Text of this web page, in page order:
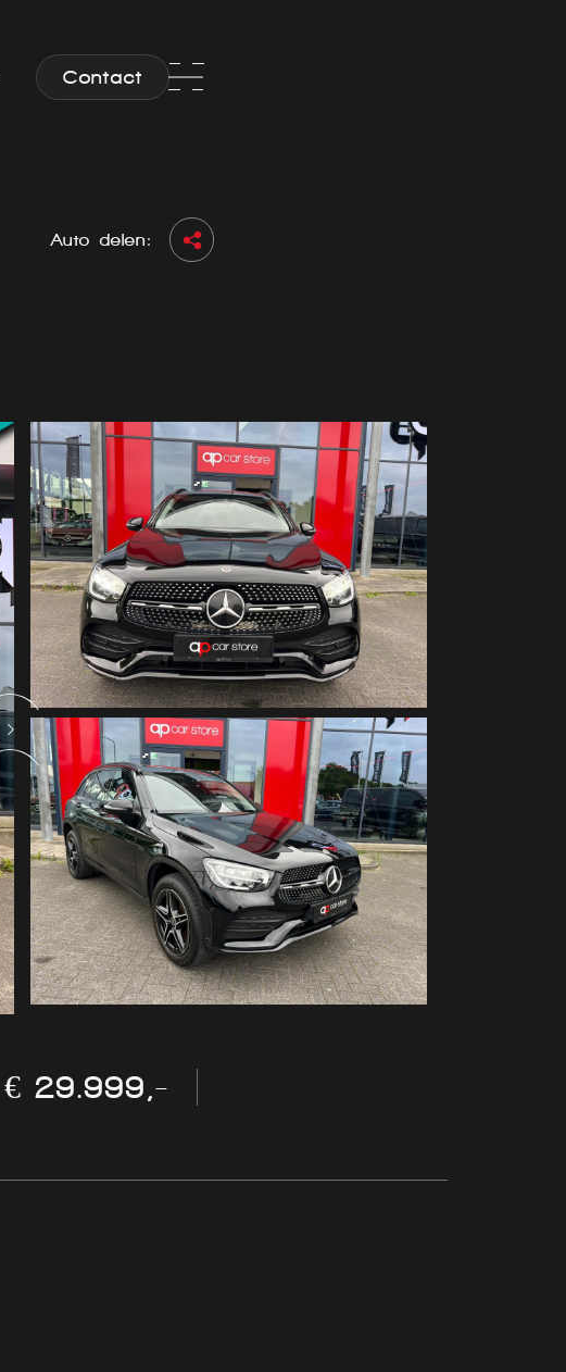
Contact
Auto delen:
€ 29.999,-